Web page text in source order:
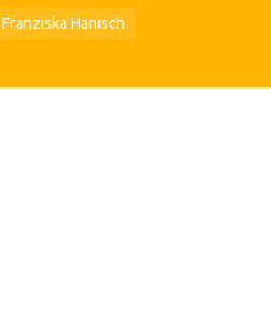
Franziska Hanisch